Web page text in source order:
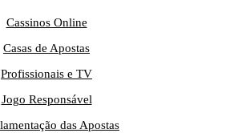
Cassinos Online
Casas de Apostas
Profissionais e TV
Jogo Responsável
das Apostas